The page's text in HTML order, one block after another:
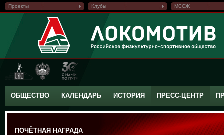
Проекты Клубы МССЖ
ОБЩЕСТВО КАЛЕНДАРЬ ИСТОРИЯ ПРЕСС-ЦЕНТР
ПОЧЁТНАЯ НАГРАДА